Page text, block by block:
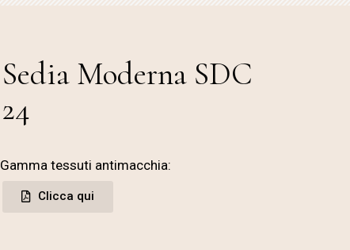
Sedia Moderna SDC
24
Gamma tessuti antimacchia:
Clicca qui